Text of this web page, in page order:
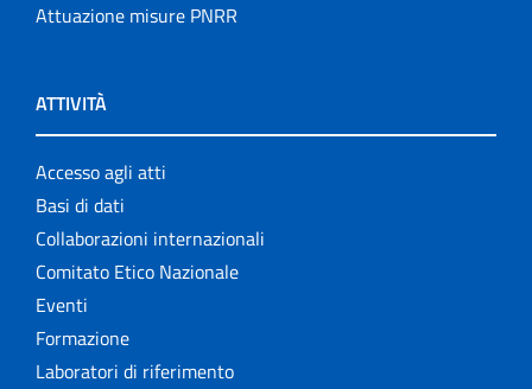
Attuazione misure PNRR
ATTIVITÀ
Accesso agli atti
Basi di dati
Collaborazioni internazionali
Comitato Etico Nazionale
Eventi
Formazione
Laboratori di riferimento